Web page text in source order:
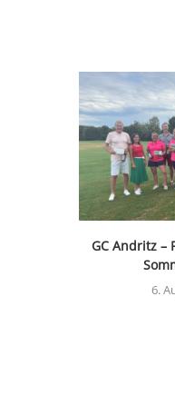
GC Andritz –
6.